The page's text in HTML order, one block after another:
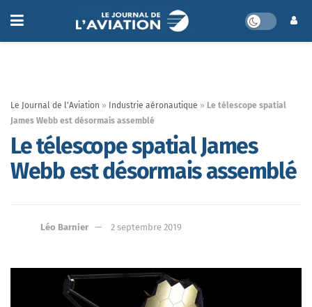
Le Journal de l'Aviation » Industrie aéronautique » Le télescope spatial
James Webb est désormais assemblé
Le télescope spatial James
Webb est désormais assemblé
Léo Barnier 2 septembre 2019